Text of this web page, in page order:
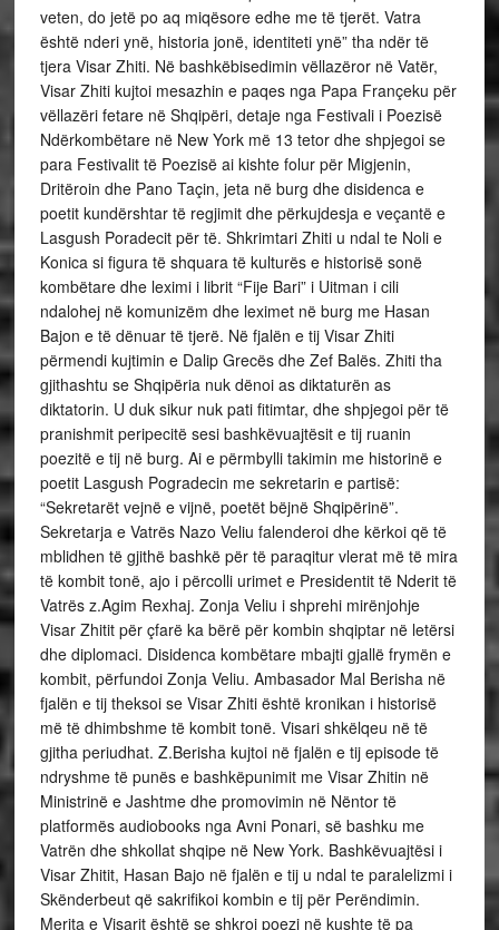
veten, do jetë po aq miqësore edhe me të tjerët. Vatra
është nderi ynë, historia jonë, identiteti ynë” tha ndër të
tjera Visar Zhiti. Në bashkëbisedimin vëllazëror në Vatër,
Visar Zhiti kujtoi mesazhin e paqes nga Papa Françeku për
vëllazëri fetare në Shqipëri, detaje nga Festivali i Poezisë
Ndërkombëtare në New York më 13 tetor dhe shpjegoi se
para Festivalit të Poezisë ai kishte folur për Migjenin,
Dritëroin dhe Pano Taçin, jeta në burg dhe disidenca e
poetit kundërshtar të regjimit dhe përkujdesja e veçantë e
Lasgush Poradecit për të. Shkrimtari Zhiti u ndal te Noli e
Konica si figura të shquara të kulturës e historisë sonë
kombëtare dhe leximi i librit “Fije Bari” i Uitman i cili
ndalohej në komunizëm dhe leximet në burg me Hasan
Bajon e të dënuar të tjerë. Në fjalën e tij Visar Zhiti
përmendi kujtimin e Dalip Grecës dhe Zef Balës. Zhiti tha
gjithashtu se Shqipëria nuk dënoi as diktaturën as
diktatorin. U duk sikur nuk pati fitimtar, dhe shpjegoi për të
pranishmit peripecitë sesi bashkëvuajtësit e tij ruanin
poezitë e tij në burg. Ai e përmbylli takimin me historinë e
poetit Lasgush Pogradecin me sekretarin e partisë:
“Sekretarët vejnë e vijnë, poetët bëjnë Shqipërinë”.
Sekretarja e Vatrës Nazo Veliu falenderoi dhe kërkoi që të
mblidhen të gjithë bashkë për të paraqitur vlerat më të mira
të kombit tonë, ajo i përcolli urimet e Presidentit të Nderit të
Vatrës z.Agim Rexhaj. Zonja Veliu i shprehi mirënjohje
Visar Zhitit për çfarë ka bërë për kombin shqiptar në letërsi
dhe diplomaci. Disidenca kombëtare mbajti gjallë frymën e
kombit, përfundoi Zonja Veliu. Ambasador Mal Berisha në
fjalën e tij theksoi se Visar Zhiti është kronikan i historisë
më të dhimbshme të kombit tonë. Visari shkëlqeu në të
gjitha periudhat. Z.Berisha kujtoi në fjalën e tij episode të
ndryshme të punës e bashkëpunimit me Visar Zhitin në
Ministrinë e Jashtme dhe promovimin në Nëntor të
platformës audiobooks nga Avni Ponari, së bashku me
Vatrën dhe shkollat shqipe në New York. Bashkëvuajtësi i
Visar Zhitit, Hasan Bajo në fjalën e tij u ndal te paralelizmi i
Skënderbeut që sakrifikoi kombin e tij për Perëndimin.
Merita e Visarit është se shkroi poezi në kushte të pa